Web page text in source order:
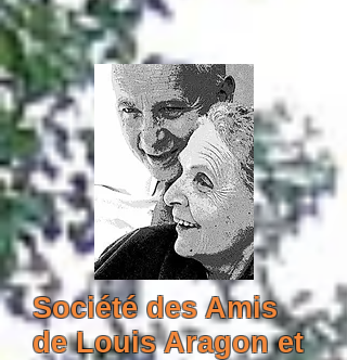
Société des Amis
de Louis Aragon et